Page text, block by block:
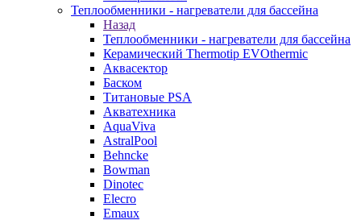
Теплообменники - нагреватели для бассейна
Назад
Теплообменники - нагреватели для бассейна
Керамический Thermotip EVOthermic
Аквасектор
Баском
Титановые PSA
Акватехника
AquaViva
AstralPool
Behncke
Bowman
Dinotec
Elecro
Emaux